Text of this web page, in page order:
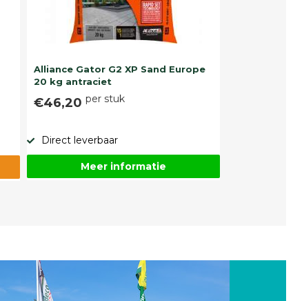
Alliance Gator G2 XP Sand Europe
20 kg antraciet
€46,20 per stuk
Direct leverbaar
Meer informatie